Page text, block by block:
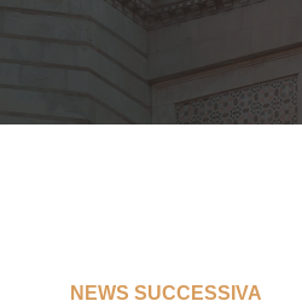
NEWS SUCCESSIVA